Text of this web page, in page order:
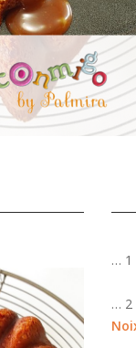
… 1
… 2